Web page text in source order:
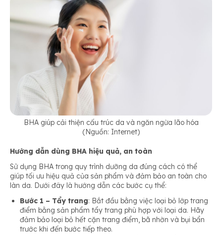
BHA giúp cải thiện cấu trúc da và ngăn ngừa lão hóa
(Nguồn: Internet)
Hướng dẫn dùng BHA hiệu quả, an toàn
Sử dụng BHA trong quy trình dưỡng da đúng cách có thể
giúp tối ưu hiệu quả của sản phẩm và đảm bảo an toàn cho
làn da. Dưới đây là hướng dẫn các bước cụ thể:
Bước 1 – Tẩy trang: Bắt đầu bằng việc loại bỏ lớp trang
điểm bằng sản phẩm tẩy trang phù hợp với loại da. Hãy
đảm bảo loại bỏ hết cặn trang điểm, bã nhờn và bụi bẩn
trước khi đến bước tiếp theo.